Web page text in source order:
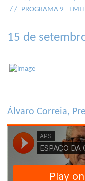
PROGRAMA 9 -
15 de
Álvaro Correia,